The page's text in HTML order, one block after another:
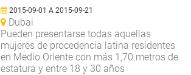
2015-09-01 A 2015-09-21
Dubai
Pueden presentarse todas aquellas
mujeres de procedencia latina residentes
en Medio Oriente con más 1,70 metros de
estatura y entre 18 y 30 años